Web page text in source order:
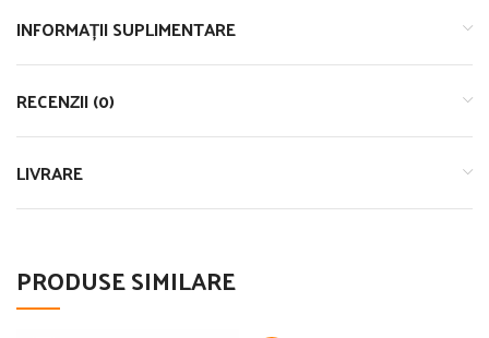
INFORMAȚII SUPLIMENTARE
RECENZII (0)
LIVRARE
PRODUSE SIMILARE